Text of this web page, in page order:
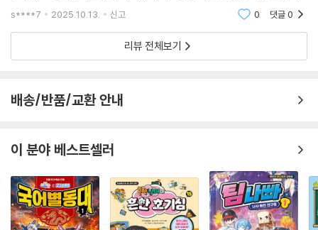
우리그 사용하는 어휘의 정확한 뜻을 확인하고 배워요 이책은 부담없이 한
s****7 2025.10.13. 신고 0 댓글0
리뷰 전체보기
배송/반품/교환 안내
이 분야 베스트셀러